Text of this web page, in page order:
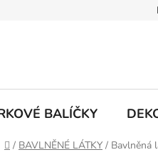
BALÍČKY
Domů
/ BAVLNĚNÉ LÁTKY / Bavlněná